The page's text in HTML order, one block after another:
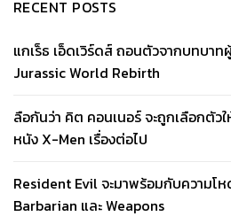
RECENT POSTS
แกเร็ธ เอ็ดเวิร์ดส์ ถอนตัวจากบทบา
Jurassic World Rebirth
ลือกันว่า คิต คอนเนอร์ จะถูกเลือกตัว
หนัง X-Men เรื่องต่อไป
Resident Evil จะมาพร้อมกับความโ
Barbarian และ Weapons